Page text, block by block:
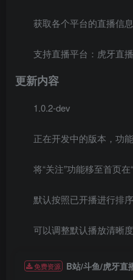
获取各个平台的直播信
支持直播平台：虎牙直
更新内容
1.0.2-dev
正在开发中的版本，功
将“关注”功能移至首页在
默认按照已开播进行排序
可以调整默认播放清晰
免费资源 B站/斗鱼/虎牙直